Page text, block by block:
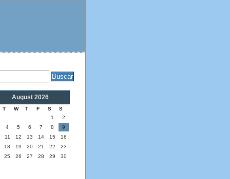
August 2026
T W T F S
S
1
2
4
5 6 7 8
9
11
12 13 14 15
16
18
19 20 21 22
23
25
26 27 28 29 30